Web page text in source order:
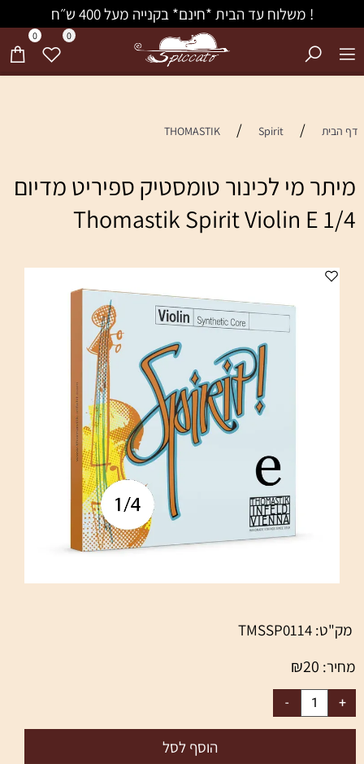
! משלוח עד הבית *חינם* בקנייה מעל 400 ש״ח
0 0
דף הבית /
THOMASTIK / Spirit
מיתר מי לכינור טומסטיק ספיריט מדיום
1/4 Thomastik Spirit Violin E
מק"ט: TMSSP0114
מחיר:
₪20
הוסף לסל